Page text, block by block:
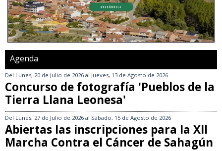
Agenda
Del Lunes, 20 de Julio de 2026 al Jueves, 13 de Agosto de 2026
Concurso de fotografía 'Pueblos de la
Tierra Llana Leonesa'
Del Lunes, 27 de Julio de 2026 al Sábado, 15 de Agosto de 2026
Abiertas las inscripciones para la XII
Marcha Contra el Cáncer de Sahagún